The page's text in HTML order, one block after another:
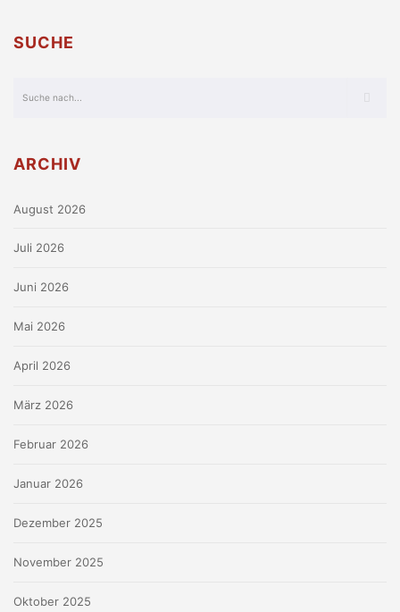
SUCHE
ARCHIV
August 2026
Juli 2026
Juni 2026
Mai 2026
April 2026
März 2026
Februar 2026
Januar 2026
Dezember 2025
November 2025
Oktober 2025